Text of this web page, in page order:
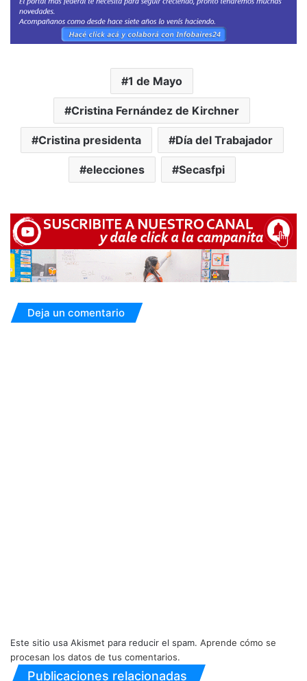
1 de Mayo
Cristina Fernández de Kirchner
Cristina presidenta Día del Trabajador
elecciones Secasfpi
Deja un comentario
Este sitio usa Akismet para reducir el spam. Aprende cómo se
procesan los datos de tus comentarios.
Publicaciones relacionadas